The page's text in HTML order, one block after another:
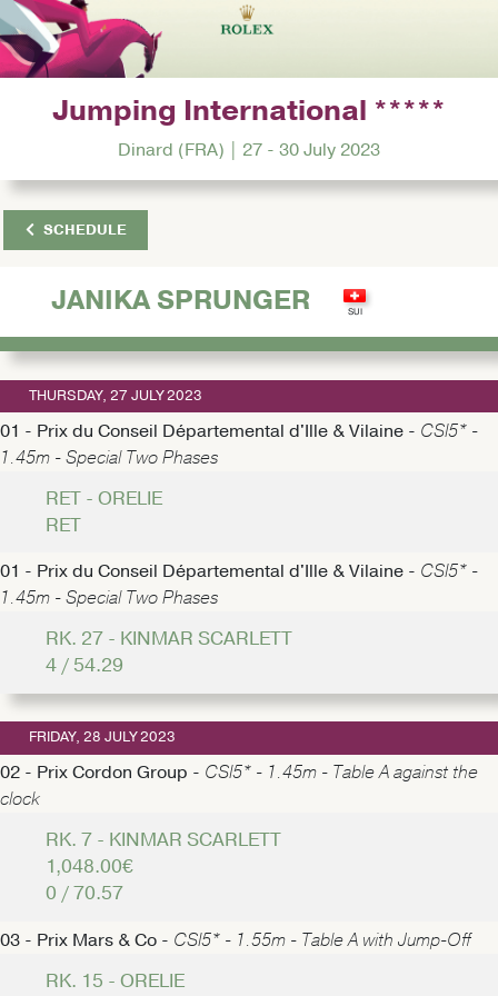
Jumping International *****
Dinard (FRA) | 27 - 30 July 2023
SCHEDULE
JANIKA SPRUNGER
THURSDAY, 27 JULY 2023
01 - Prix du Conseil Départemental d'Ille & Vilaine - CSI5* -
1.45m - Special Two Phases
RET - ORELIE
RET
01 - Prix du Conseil Départemental d'Ille & Vilaine - CSI5* -
1.45m - Special Two Phases
RK. 27 - KINMAR SCARLETT
4 / 54.29
FRIDAY, 28 JULY 2023
02 - Prix Cordon Group - CSI5* - 1.45m - Table A against the
clock
RK. 7 - KINMAR SCARLETT
1,048.00€
0 / 70.57
03 - Prix Mars & Co - CSI5* - 1.55m - Table A with Jump-Off
RK. 15 - ORELIE